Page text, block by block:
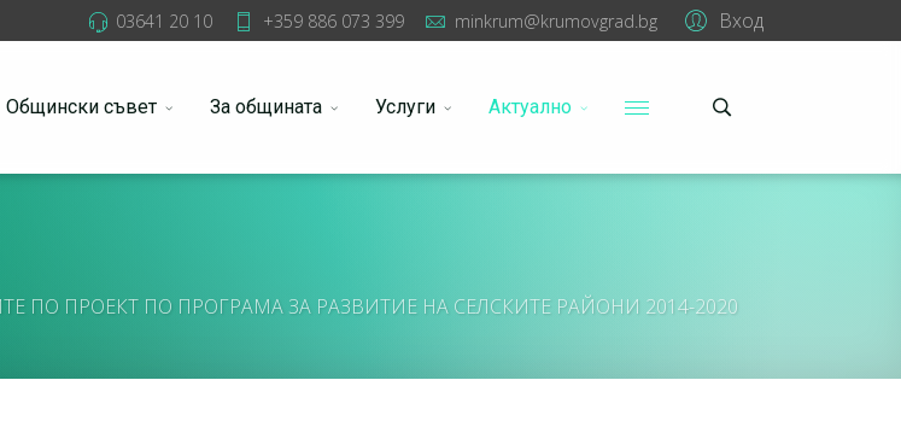
Вход
03641 20 10 +359 886 073 399 minkrum@krumovgrad.bg
Общински съвет За общината Услуги Актуално
ПО ПРОЕКТ ПО ПРОГРАМА ЗА РАЗВИТИЕ НА СЕЛСКИТЕ РАЙОНИ 2014-2020